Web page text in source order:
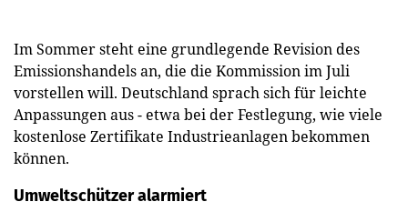
Im Sommer steht eine grundlegende Revision des
Emissionshandels an, die die Kommission im Juli
vorstellen will. Deutschland sprach sich für leichte
Anpassungen aus - etwa bei der Festlegung, wie viele
kostenlose Zertifikate Industrieanlagen bekommen
können.
Umweltschützer alarmiert